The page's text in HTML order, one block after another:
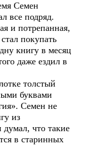
Семен
все подряд.
и потрепанная,
покупать
книгу в месяц
даже ездил в
толстый
буквами
Семен не
из
что такие
в старинных